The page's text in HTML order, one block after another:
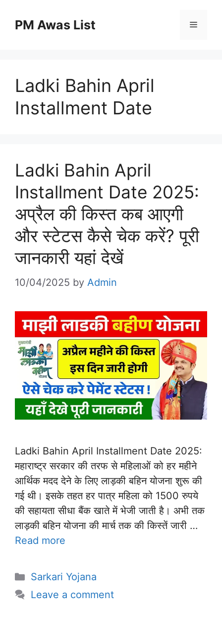
PM Awas List Menu
Ladki Bahin April
Installment Date
Ladki Bahin April
Installment Date 2025:
अप्रैल की किस्त कब आएगी
और स्टेटस कैसे चेक करें? पूरी
जानकारी यहां देखें
10/04/2025 by Admin
Ladki Bahin April Installment Date 2025:
महाराष्ट्र सरकार की तरफ से महिलाओं को हर महीने
आर्थिक मदद देने के लिए लाड़की बहिन योजना शुरू की
गई थी। इसके तहत हर पात्र महिला को 1500 रुपये
की सहायता सीधा बैंक खाते में भेजी जाती है। अभी तक
लाड़की बहिन योजना की मार्च तक की किस्तें जारी …
Read more
Categories
Sarkari Yojana
Leave a comment